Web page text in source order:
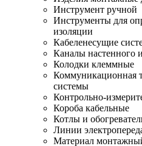
Инструмент ручной
Инструменты для
изоляции
Кабеленесущие
Каналы настенного
Колодки клеммные
Коммуникационная
системы
Контрольно-
Короба кабельные
Котлы и
Линии
Материал